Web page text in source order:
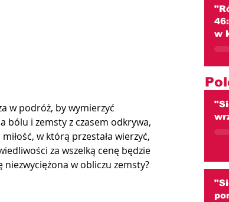
w podróż, by wymierzyć
bólu i zemsty z czasem odkrywa,
w którą przestała wierzyć,
za wszelką cenę będzie
niezwyciężona w obliczu zemsty?
w